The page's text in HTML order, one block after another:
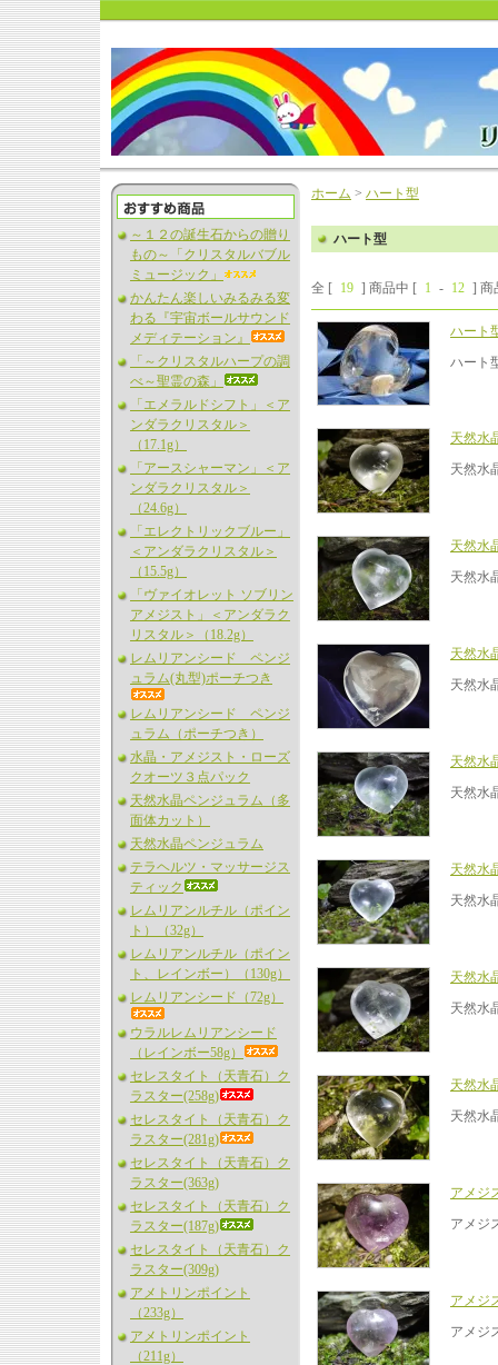
～１２の誕生石からの贈り
もの～「クリスタルバブル
ミュージック」
かんたん楽しいみるみる変
わる『宇宙ボールサウンド
メディテーション』
「～クリスタルハープの調
べ～聖霊の森」
「エメラルドシフト」＜ア
ンダラクリスタル＞
（17.1g）
「アースシャーマン」＜ア
ンダラクリスタル＞
（24.6g）
「エレクトリックブルー」
＜アンダラクリスタル＞
（15.5g）
「ヴァイオレット ソブリン
アメジスト」＜アンダラク
リスタル＞（18.2g）
レムリアンシード ペンジ
ュラム(丸型)ポーチつき
レムリアンシード ペンジ
ュラム（ポーチつき）
水晶・アメジスト・ローズ
クオーツ３点パック
天然水晶ペンジュラム（多
面体カット）
天然水晶ペンジュラム
テラヘルツ・マッサージス
ティック
レムリアンルチル（ポイン
ト）（32g）
レムリアンルチル（ポイン
ト、レインボー）（130g）
レムリアンシード（72g）
ウラルレムリアンシード
（レインボー58g）
セレスタイト（天青石）ク
ラスター(258g)
セレスタイト（天青石）ク
ラスター(281g)
セレスタイト（天青石）ク
ラスター(363g)
セレスタイト（天青石）ク
ラスター(187g)
セレスタイト（天青石）ク
ラスター(309g)
アメトリンポイント
（233g）
アメトリンポイント
（211g）
ホーム > ハート型
ハート型
全 [ 19 ] 商品中 [ 1 - 12 ] 商
ハート
ハート
天然水
天然水
天然水
天然水
天然水
天然水
天然水
天然水
天然水
天然水
天然水
天然水
天然水
天然水
アメジ
アメジ
アメジ
アメジ